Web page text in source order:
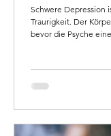
Schwere Depression
Traurigkeit. Der
bevor die Psyche
Artikel erklärt, was
was das somatische